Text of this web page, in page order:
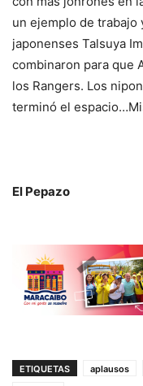
un ejemplo de
japonenses Talsuya
combinaron para que
los Rangers. Los
terminó el
El Pepazo
ETIQUETAS aplausos